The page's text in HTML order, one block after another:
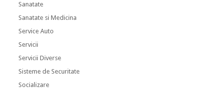
Sanatate
Sanatate si Medicina
Service Auto
Servicii
Servicii Diverse
Sisteme de Securitate
Socializare